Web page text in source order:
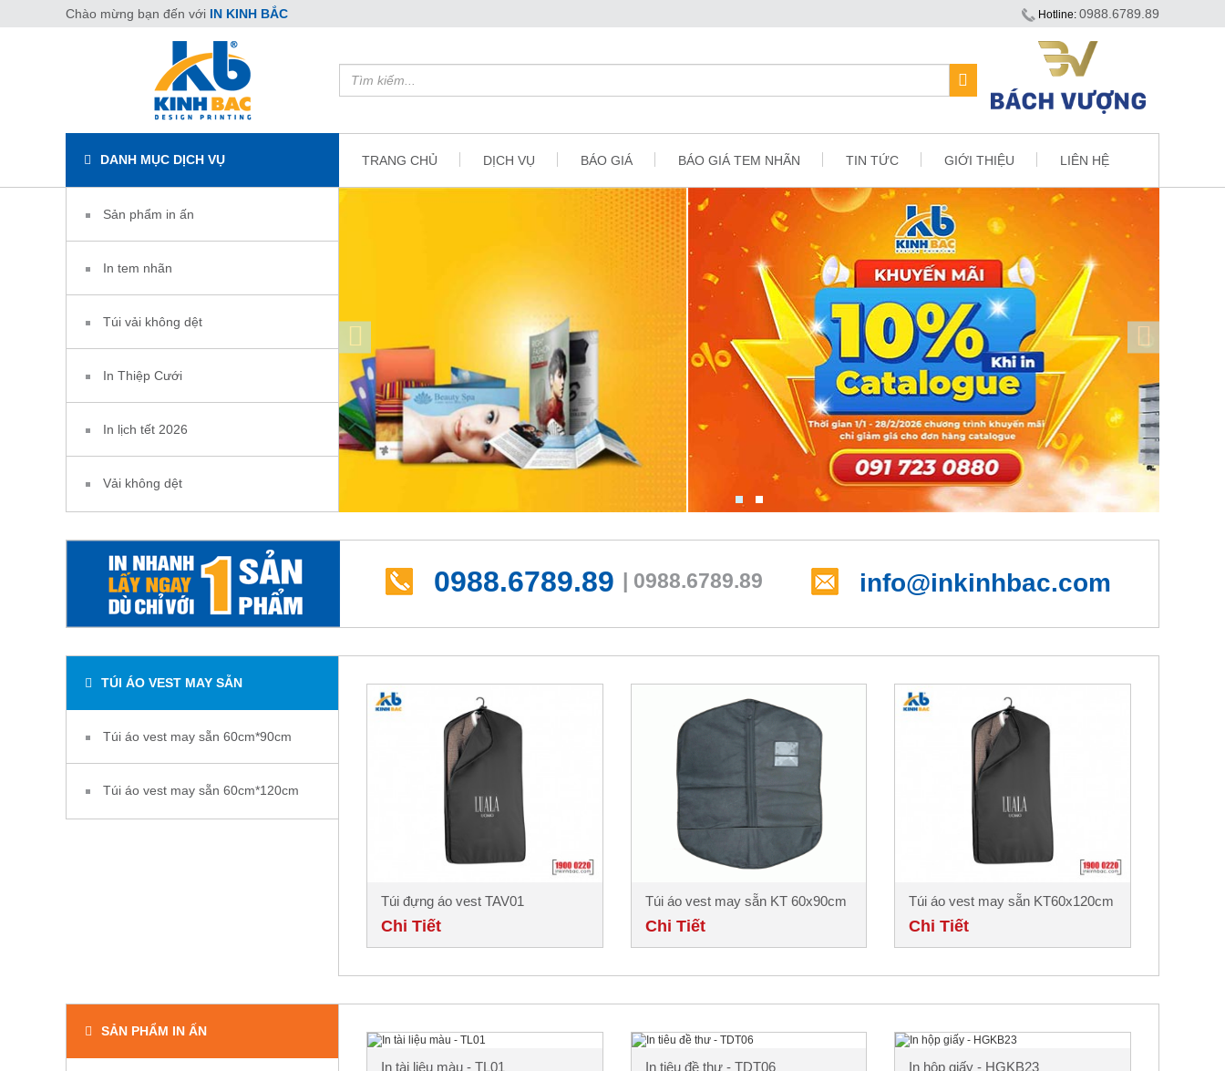
Chào mừng bạn đến với IN KINH BẮC Hotline: 0988.6789.89
DANH MỤC DỊCH VỤ
Sản phẩm in ấn
In tem nhãn
Túi vải không dệt
In Thiệp Cưới
In lịch tết 2026
Vải không dệt
TRANG CHỦ DỊCH VỤ BÁO GIÁ BÁO GIÁ TEM NHÃN TIN TỨC GIỚI THIỆU LIÊN HỆ
0988.6789.89 | 0988.6789.89 info@inkinhbac.com
TÚI ÁO VEST MAY SẴN
Túi áo vest may sẵn 60cm*90cm
Túi áo vest may sẵn 60cm*120cm
Túi đựng áo vest TAV01
Chi Tiết
Túi áo vest may sẵn KT 60x90cm
Chi Tiết
Túi áo vest may sẵn KT60x120cm
Chi Tiết
SẢN PHẨM IN ẤN
In tài liệu màu - TL01 In tiêu đề thư - TDT06 In hộp giấy - HGKB23